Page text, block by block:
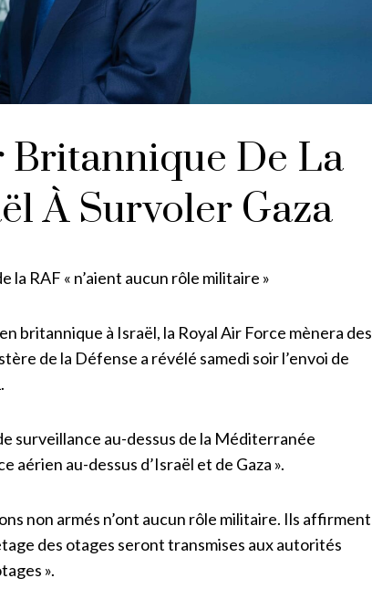
Britannique De La
À Survoler Gaza
RAF « n’aient aucun rôle militaire »
britannique à Israël, la Royal Air Force mènera des
de la Défense a révélé samedi soir l’envoi de
surveillance au-dessus de la Méditerranée
aérien au-dessus d’Israël et de Gaza ».
non armés n’ont aucun rôle militaire. Ils affirment
des otages seront transmises aux autorités
».